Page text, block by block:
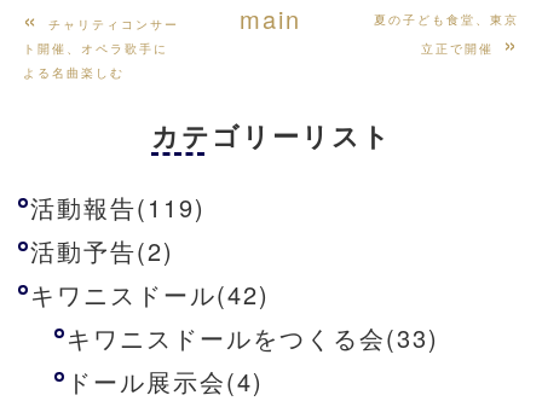
«
チャリティコンサー
ト開催、オペラ歌手に
よる名曲楽しむ
main
夏の子ども食堂、東京
立正で開催
»
カテゴリーリスト
活動報告(119)
活動予告(2)
キワニスドール(42)
キワニスドールをつくる会(33)
ドール展示会(4)